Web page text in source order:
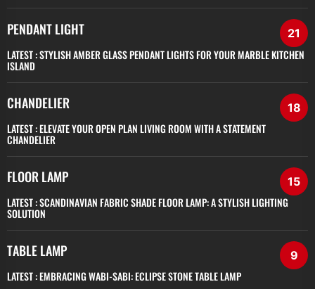
PENDANT LIGHT 21
LATEST :STYLISH AMBER GLASS PENDANT LIGHTS FOR YOUR MARBLE KITCHEN
ISLAND
CHANDELIER 18
LATEST :ELEVATE YOUR OPEN PLAN LIVING ROOM WITH A STATEMENT
CHANDELIER
FLOOR LAMP 15
LATEST :SCANDINAVIAN FABRIC SHADE FLOOR LAMP: A STYLISH LIGHTING
SOLUTION
TABLE LAMP 9
LATEST :EMBRACING WABI-SABI: ECLIPSE STONE TABLE LAMP